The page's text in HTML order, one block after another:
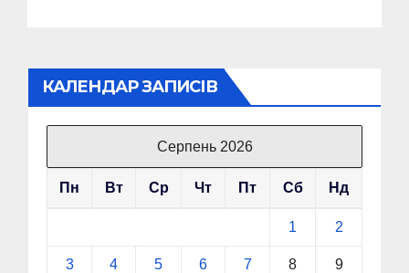
КАЛЕНДАР ЗАПИСІВ
Серпень 2026
Пн Вт Ср Чт Пт Сб Нд
1 2
3 4 5 6 7 8 9